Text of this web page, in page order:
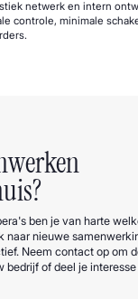
netwerk en intern
controle, minimale
ben je van harte
naar nieuwe
Neem contact op om
bedrijf of deel je